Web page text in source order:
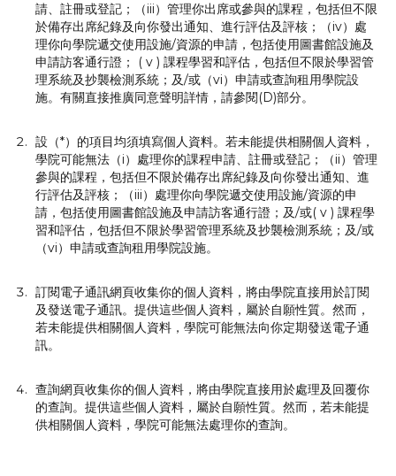
請、註冊或登記；（iii）管理你出席或參與的課程，包括但不限
於備存出席紀錄及向你發出通知、進行評估及評核；（iv）處
理你向學院遞交使用設施∕資源的申請，包括使用圖書館設施及
申請訪客通行證； ( v ) 課程學習和評估，包括但不限於學習管
理系統及抄襲檢測系統；及∕或（vi）申請或查詢租用學院設
施。有關直接推廣同意聲明詳情，請參閱(D)部分。
設（*）的項目均須填寫個人資料。若未能提供相關個人資料，
學院可能無法（i）處理你的課程申請、註冊或登記；（ii）管理
參與的課程，包括但不限於備存出席紀錄及向你發出通知、進
行評估及評核；（iii）處理你向學院遞交使用設施∕資源的申
請，包括使用圖書館設施及申請訪客通行證；及∕或( v ) 課程學
習和評估，包括但不限於學習管理系統及抄襲檢測系統；及∕或
（vi）申請或查詢租用學院設施。
訂閱電子通訊網頁收集你的個人資料，將由學院直接用於訂閱
及發送電子通訊。提供這些個人資料，屬於自願性質。然而，
若未能提供相關個人資料，學院可能無法向你定期發送電子通
訊。
查詢網頁收集你的個人資料，將由學院直接用於處理及回覆你
的查詢。提供這些個人資料，屬於自願性質。然而，若未能提
供相關個人資料，學院可能無法處理你的查詢。